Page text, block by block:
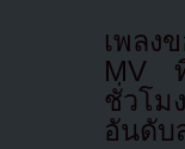
เพลง
MV
ชั่วโม
อันดับ